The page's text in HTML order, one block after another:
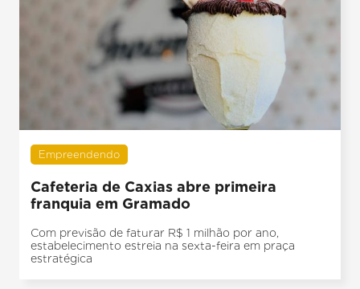
Empreendendo
Cafeteria de Caxias abre primeira
franquia em Gramado
Com previsão de faturar R$ 1 milhão por ano,
estabelecimento estreia na sexta-feira em praça
estratégica